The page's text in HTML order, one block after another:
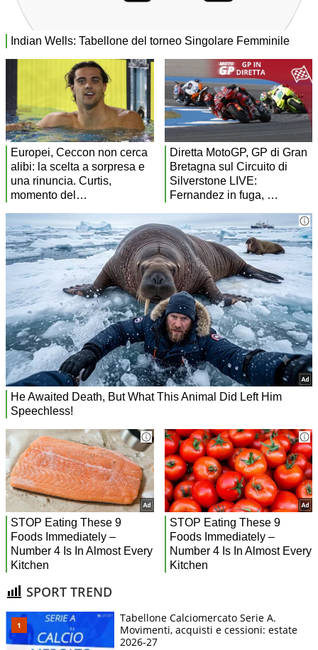
SPORT TREND
Tabellone Calciomercato Serie A.
Movimenti, acquisti e cessioni: estate
2026-27